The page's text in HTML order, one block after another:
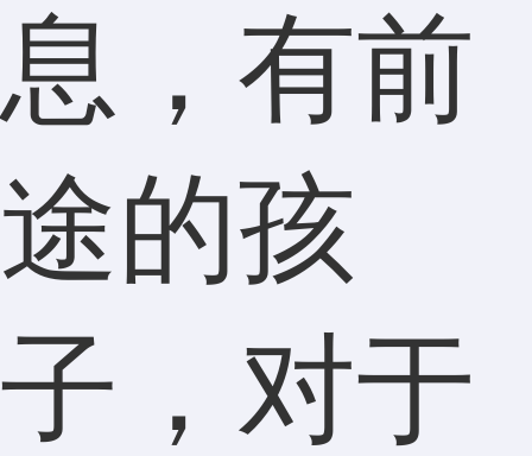
息，有前
途的孩
子，对于